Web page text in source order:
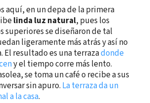
aquí, en un depa de la primera
linda luz natural, pues los
superiores se diseñaron de tal
ligeramente más atrás y así no
El resultado es una terrazadonde
y el tiempo corre más lento.
se toma un café o recibe a sus
sin apuro. La terraza da un
a la casa.